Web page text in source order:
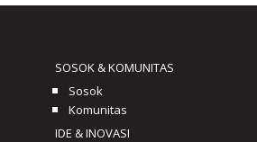
SOSOK & KOMUNITAS
Sosok
Komunitas
IDE & INOVASI